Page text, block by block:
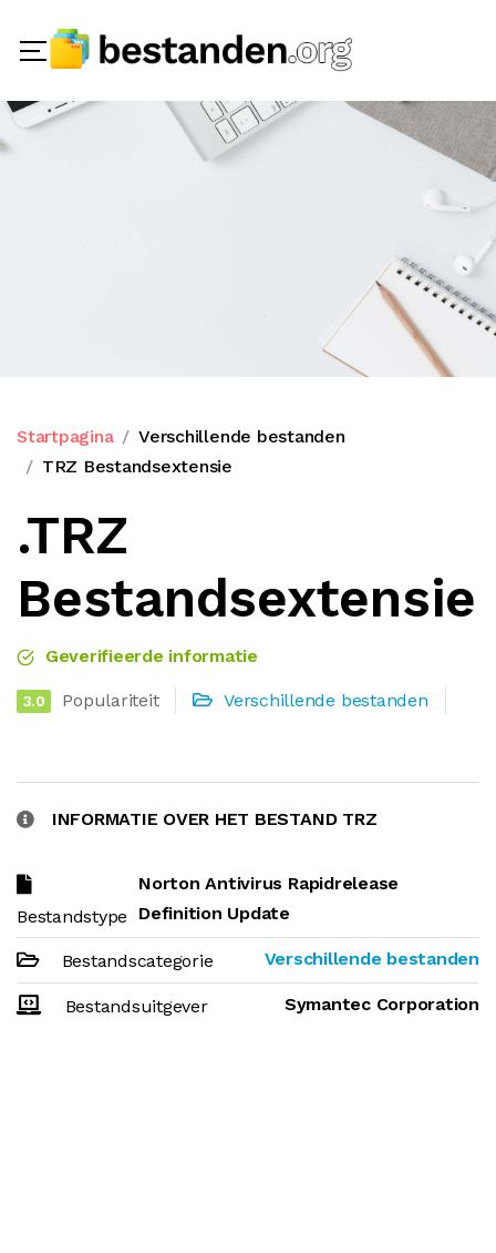
Startpagina
Verschillende bestanden
TRZ Bestandsextensie
.TRZ
Bestandsextensie
Geverifieerde informatie
3.0 Populariteit Verschillende bestanden
INFORMATIE OVER HET BESTAND TRZ
Bestandstype
Norton Antivirus Rapidrelease
Definition Update
Bestandscategorie Verschillende bestanden
Bestandsuitgever Symantec Corporation